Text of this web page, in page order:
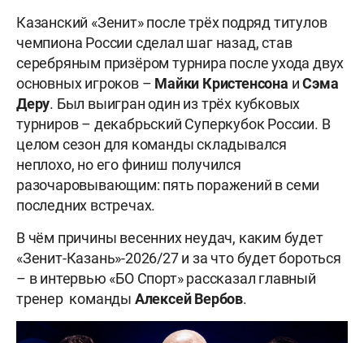
Казанский «Зенит» после трёх подряд титулов
чемпиона России сделал шаг назад, став
серебряным призёром турнира после ухода двух
основных игроков – Майки Кристенсона иСэма
Деру. Был выигран один из трёх кубковых
турниров – декабрьский Суперкубок России. В
целом сезон для команды складывался
неплохо, но его финиш получился
разочаровывающим: пять поражений в семи
последних встречах.
В чём причины весенних неудач, каким будет
«Зенит-Казань»-2026/27 и за что будет бороться
– в интервью «БО Спорт» рассказал главный
тренер команды Алексей Вербов.